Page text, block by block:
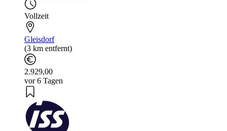
Vollzeit
Gleisdorf
(3 km entfernt)
2.929,00
vor 6 Tagen